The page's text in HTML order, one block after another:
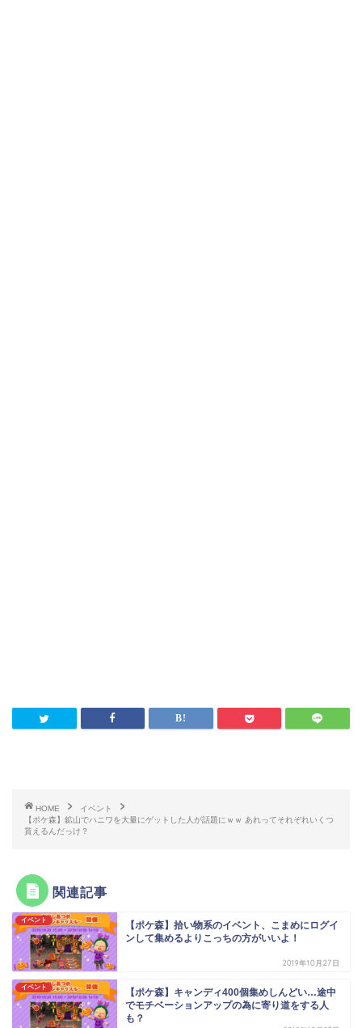
HOME
イベント
【ポケ森】鉱山でハニワを大量にゲットした人が話題にｗｗ あれってそれぞれいくつ
貰えるんだっけ？
関連記事
イベント
【ポケ森】拾い物系のイベント、こまめにログイ
ンして集めるよりこっちの方がいいよ！
2019年10月27日
イベント
【ポケ森】キャンディ400個集めしんどい…途中
でモチベーションアップの為に寄り道をする人
も？